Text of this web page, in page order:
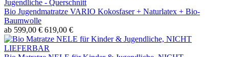
Bio Jugendmatratze VARIO Kokosfaser + Naturlatex + Bio-
Baumwolle
ab 599,00 € 619,00 €